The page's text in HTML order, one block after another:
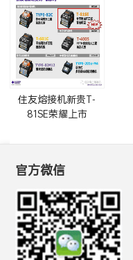
住友熔接机新贵T-
81SE荣耀上市
官方微信